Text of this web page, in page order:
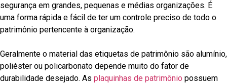
segurança em grandes, pequenas e médias organizações. É
uma forma rápida e fácil de ter um controle preciso de todo o
patrimônio pertencente à organização.
Geralmente o material das etiquetas de patrimônio são alumínio,
poliéster ou policarbonato depende muito do fator de
durabilidade desejado. As plaquinhas de patrimônio possuem